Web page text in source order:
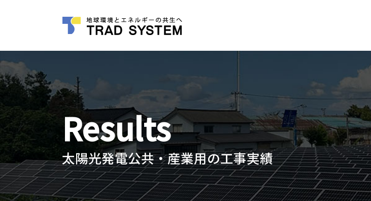
Results
太陽光発電公共・産業用の工事実績